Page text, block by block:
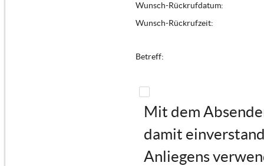
Mit dem
damit
Anliegens
Wunsch-Rückrufdatum:
Wunsch-Rückrufzeit:
Betreff: